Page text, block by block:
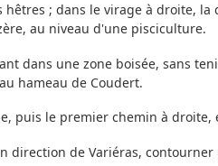
hêtres ; dans le virage à droite,
au niveau d'une pisciculture.
dans une zone boisée, sans
hameau de Coudert.
puis lepremier chemin à droite,
direction de Variéras,